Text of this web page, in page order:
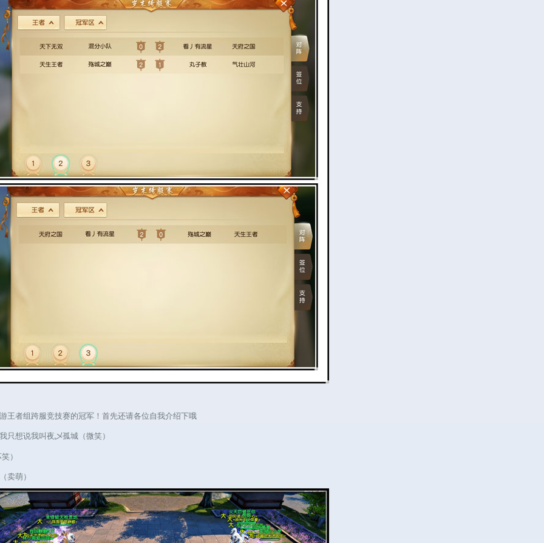
者组跨服竞技赛的冠军！首先还请各位自我介绍下哦
想说我叫夜乄孤城（微笑）
）
萌）